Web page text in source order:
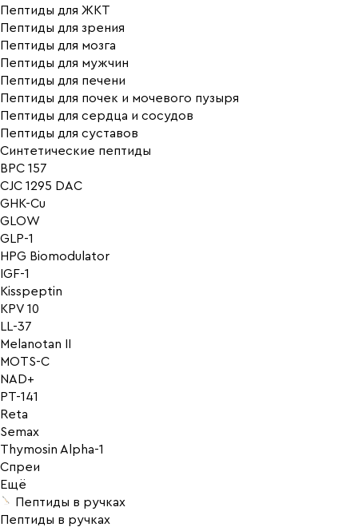
Пептиды для ЖКТ
Пептиды для зрения
Пептиды для мозга
Пептиды для мужчин
Пептиды для печени
Пептиды для почек и мочевого пузыря
Пептиды для сердца и сосудов
Пептиды для суставов
Синтетические пептиды
BPC 157
CJC 1295 DAC
GHK-Cu
GLOW
GLP-1
HPG Biomodulator
IGF-1
Kisspeptin
KPV 10
LL-37
Melanotan II
MOTS-C
NAD+
PT-141
Reta
Semax
Thymosin Alpha-1
Спреи
Ещё
Пептиды в ручках
Пептиды в ручках